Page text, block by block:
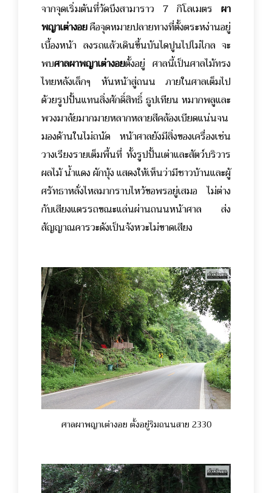
จากจุดเริ่มต้นที่วัดบึงสามาราว 7 กิโลเมตร ผา
พญาเต่างอยคือจุดหมายปลายทางที่ตั้งตระหง่านอยู่
เบื้องหน้า ลงรถแล้วเดินขึ้นบันไดปูนไปไม่ไกล จะ
พบศาลผาพญาเต่างอยตั้งอยู่ ศาลนี้เป็นศาลไม้ทรง
ไทยหลังเล็กๆ หันหน้าสู่ถนน ภายในศาลเต็มไป
ด้วยรูปปั้นแทนสิ่งศักดิ์สิทธิ์ ธูปเทียน หมากพลูและ
พวงมาลัยมากมายหลากหลายสีคล้องเบียดแน่นจน
มองด้านในไม่ถนัด หน้าศาลยังมีสิ่งของเครื่องเซ่น
วางเรียงรายเต็มพื้นที่ ทั้งรูปปั้นเต่าและสัตว์บริวาร
ผลไม้ น้ำแดง ผักบุ้ง แสดงให้เห็นว่ามีชาวบ้านและผู้
ศรัทธาหลั่งไหลมากราบไหว้ขอพรอยู่เสมอ ไม่ต่าง
กับเสียงแตรรถขณะแล่นผ่านถนนหน้าศาล ส่ง
สัญญาณคารวะดังเป็นจังหวะไม่ขาดเสียง
ศาลผาพญาเต่างอย ตั้งอยู่ริมถนนสาย 2330